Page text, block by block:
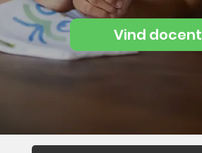
Vind docent